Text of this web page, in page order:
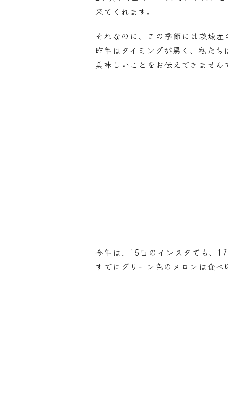
来てくれます。
それなのに、この季節には茨城産
昨年はタイミングが悪く、私た
美味しいことをお伝えできません
今年は、15日のインスタでも、
すでにグリーン色のメロンは食べ